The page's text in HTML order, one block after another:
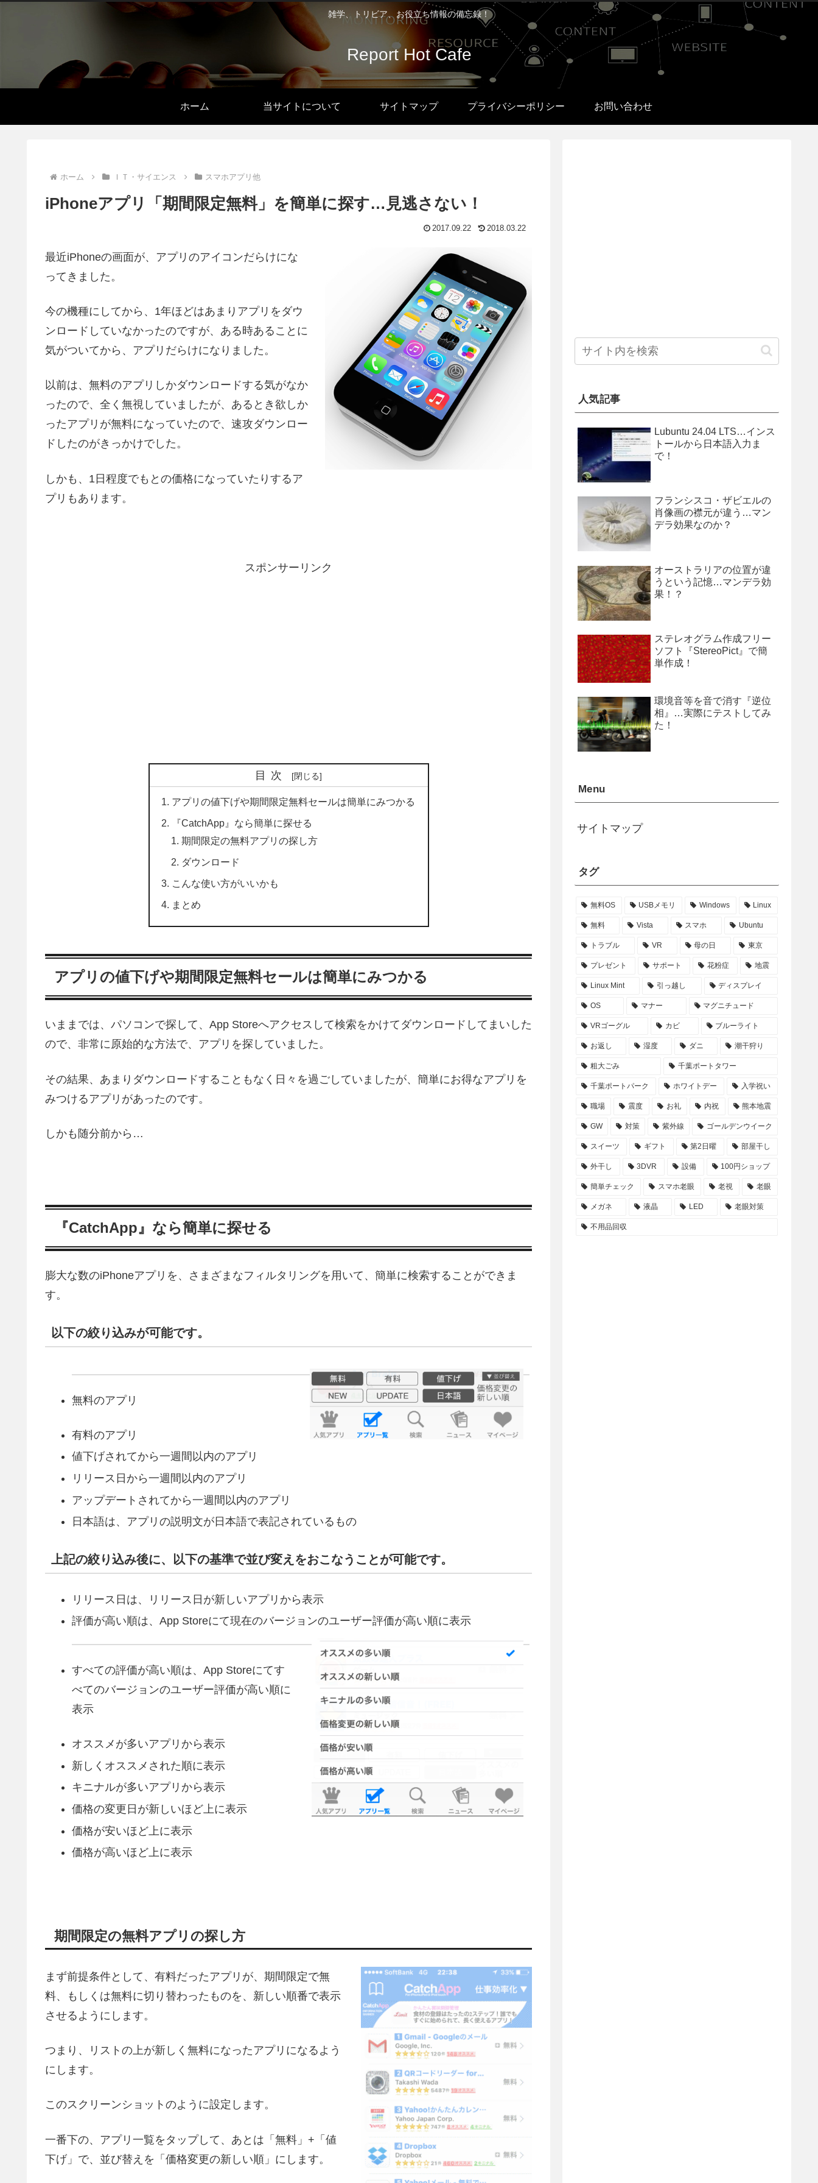
雑学、トリビア、お役立ち情報の備忘録！
Report Hot Cafe
ホーム 当サイトについて サイトマップ プライバシーポリシー お問い合わせ
ホーム ＩＴ・サイエンス スマホアプリ他
iPhoneアプリ「期間限定無料」を簡単に探す…見逃さない！
2017.09.22 2018.03.22
最近iPhoneの画面が、アプリのアイコンだらけにな
ってきました。
今の機種にしてから、1年ほどはあまりアプリをダウ
ンロードしていなかったのですが、ある時あることに
気がついてから、アプリだらけになりました。
以前は、無料のアプリしかダウンロードする気がなか
ったので、全く無視していましたが、あるとき欲しか
ったアプリが無料になっていたので、速攻ダウンロー
ドしたのがきっかけでした。
しかも、1日程度でもとの価格になっていたりするア
プリもあります。
スポンサーリンク
目次
アプリの値下げや期間限定無料セールは簡単にみつかる
『CatchApp』なら簡単に探せる
期間限定の無料アプリの探し方
ダウンロード
こんな使い方がいいかも
まとめ
アプリの値下げや期間限定無料セールは簡単にみつかる
いままでは、パソコンで探して、App Storeへアクセスして検索をかけてダウンロードしてまいした
ので、非常に原始的な方法で、アプリを探していました。
その結果、あまりダウンロードすることもなく日々を過ごしていましたが、簡単にお得なアプリを
みつけるアプリがあったのです。
しかも随分前から…
『CatchApp』なら簡単に探せる
膨大な数のiPhoneアプリを、さまざまなフィルタリングを用いて、簡単に検索することができま
す。
以下の絞り込みが可能です。
無料のアプリ
有料のアプリ
値下げされてから一週間以内のアプリ
リリース日から一週間以内のアプリ
アップデートされてから一週間以内のアプリ
日本語は、アプリの説明文が日本語で表記されているもの
上記の絞り込み後に、以下の基準で並び変えをおこなうことが可能です。
リリース日は、リリース日が新しいアプリから表示
評価が高い順は、App Storeにて現在のバージョンのユーザー評価が高い順に表示
すべての評価が高い順は、App Storeにてす
べてのバージョンのユーザー評価が高い順に
表示
オススメが多いアプリから表示
新しくオススメされた順に表示
キニナルが多いアプリから表示
価格の変更日が新しいほど上に表示
価格が安いほど上に表示
価格が高いほど上に表示
期間限定の無料アプリの探し方
まず前提条件として、有料だったアプリが、期間限定で無
料、もしくは無料に切り替わったものを、新しい順番で表示
させるようにします。
つまり、リストの上が新しく無料になったアプリになるよう
にします。
このスクリーンショットのように設定します。
一番下の、アプリ一覧をタップして、あとは「無料」+「値
下げ」で、並び替えを「価格変更の新しい順」にします。
人気記事
Lubuntu 24.04 LTS…インス
トールから日本語入力ま
で！
フランシスコ・ザビエルの
肖像画の襟元が違う…マン
デラ効果なのか？
オーストラリアの位置が違
うという記憶…マンデラ効
果！？
ステレオグラム作成フリー
ソフト『StereoPict』で簡
単作成！
環境音等を音で消す『逆位
相』…実際にテストしてみ
た！
Menu
サイトマップ
タグ
無料OS USBメモリ Windows Linux
無料 Vista スマホ Ubuntu
トラブル VR 母の日 東京
プレゼント サポート 花粉症 地震
Linux Mint 引っ越し ディスプレイ
OS マナー マグニチュード
VRゴーグル カビ ブルーライト
お返し 湿度 ダニ 潮干狩り
粗大ごみ 千葉ポートタワー
千葉ポートパーク ホワイトデー 入学祝い
職場 震度 お礼 内祝 熊本地震
GW 対策 紫外線 ゴールデンウイーク
スイーツ ギフト 第2日曜 部屋干し
外干し 3DVR 設備 100円ショップ
簡単チェック スマホ老眼 老視 老眼
メガネ 液晶 LED 老眼対策
不用品回収